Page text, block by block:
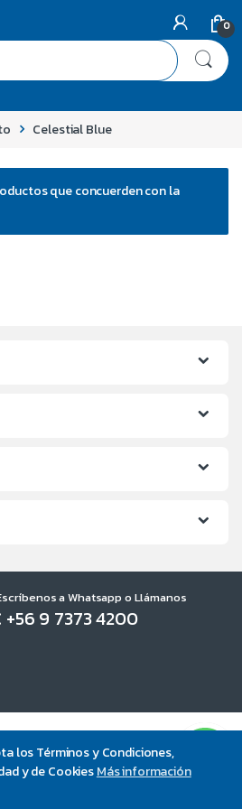
los Términos y Condiciones,
y de CookiesMás información
0
Celestial Blue
que concuerden con la
a Whatsapp o Llámanos
+56 9 7373 4200